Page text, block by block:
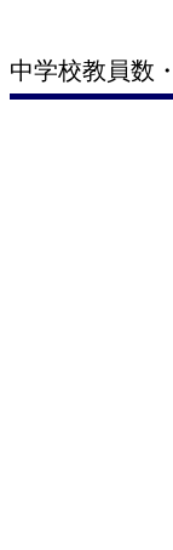
中学校教員数